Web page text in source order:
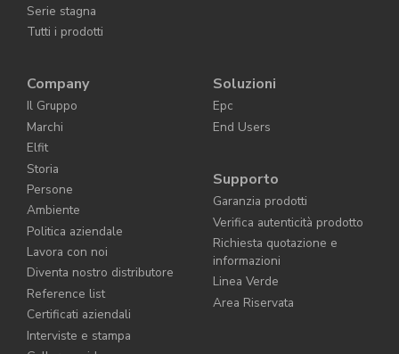
Serie stagna
Tutti i prodotti
Company
Il Gruppo
Marchi
Elfit
Storia
Persone
Ambiente
Politica aziendale
Lavora con noi
Diventa nostro distributore
Reference list
Certificati aziendali
Interviste e stampa
Soluzioni
Epc
End Users
Supporto
Garanzia prodotti
Verifica autenticità prodotto
Richiesta quotazione e
informazioni
Linea Verde
Area Riservata